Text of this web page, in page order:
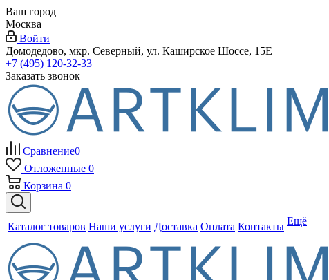
Ваш город
Москва
Войти
Домодедово, мкр. Северный, ул. Каширское Шоссе, 15Е
+7 (495) 120-32-33
Заказать звонок
Сравнение0
Отложенные 0
Корзина 0
Каталог товаров Наши услуги Доставка Оплата Контакты Ещё